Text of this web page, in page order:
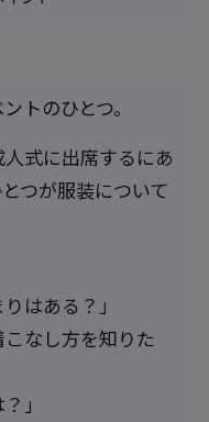
トのひとつ。
式に出席するにあ
つが服装について
はある？」
こなし方を知りた
」